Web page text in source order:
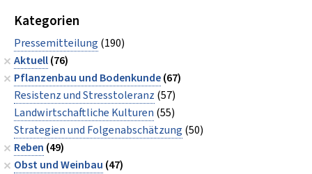
Kategorien
Pressemitteilung (190)
Aktuell(76)
Pflanzenbau und Bodenkunde(67)
Resistenz und Stresstoleranz (57)
Landwirtschaftliche Kulturen (55)
Strategien und Folgenabschätzung (50)
Reben (49)
Obst und Weinbau (47)